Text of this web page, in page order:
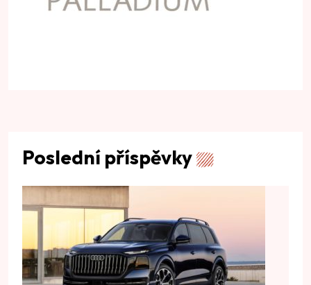
Poslední příspěvky